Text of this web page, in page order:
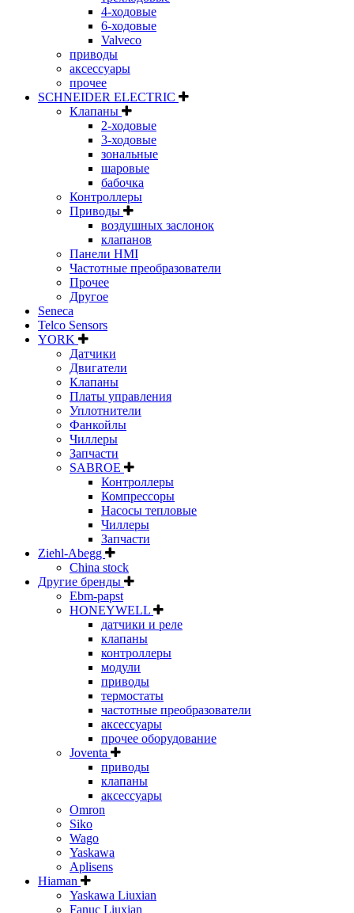
4-ходовые
6-ходовые
Valveco
приводы
аксессуары
прочее
SCHNEIDER ELECTRIC
Клапаны
2-ходовые
3-ходовые
зональные
шаровые
бабочка
Контроллеры
Приводы
воздушных заслонок
клапанов
Панели HMI
Частотные преобразователи
Прочее
Другое
Seneca
Telco Sensors
YORK
Датчики
Двигатели
Клапаны
Платы управления
Уплотнители
Фанкойлы
Чиллеры
Запчасти
SABROE
Контроллеры
Компрессоры
Насосы тепловые
Чиллеры
Запчасти
Ziehl-Abegg
China stock
Другие бренды
Ebm-papst
HONEYWELL
датчики и реле
клапаны
контроллеры
модули
приводы
термостаты
частотные преобразователи
аксессуары
прочее оборудование
Joventa
приводы
клапаны
аксессуары
Omron
Siko
Wago
Yaskawa
Aplisens
Hiaman
Yaskawa Liuxian
Fanuc Liuxian